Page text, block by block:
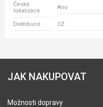
Česká
lokalizace
Ano
Distribuce CZ
JAK NAKUPOVAT
Možnosti dopravy